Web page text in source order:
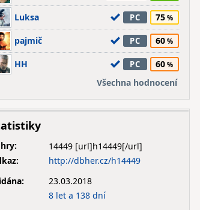
Luksa PC 75
pajmič PC 60
HH PC
60
Všechna hodnocení
14449
http://dbher.cz/h14449
23.03.2018
8 let a 138 dní